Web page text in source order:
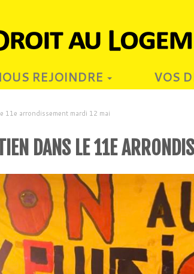
REJOINDRE VOS
11e arrondissement mardi 12 mai
DANS LE 11E